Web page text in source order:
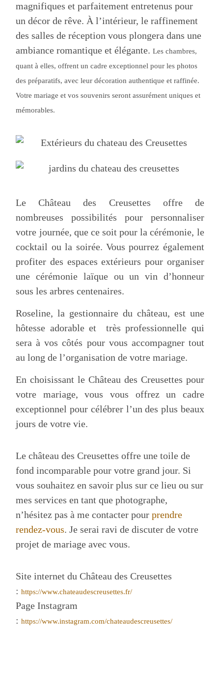
magnifiques et parfaitement entretenus pour
un décor de rêve. À l’intérieur, le raffinement
des salles de réception vous plongera dans une
ambiance romantique et élégante.Les chambres,
quant à elles, offrent un cadre exceptionnel pour les photos
des préparatifs, avec leur décoration authentique et raffinée.
Votre mariage et vos souvenirs seront assurément uniques et
mémorables.
Le Château des Creusettes offre de
nombreuses possibilités pour personnaliser
votre journée, que ce soit pour la cérémonie, le
cocktail ou la soirée. Vous pourrez également
profiter des espaces extérieurs pour organiser
une cérémonie laïque ou un vin d’honneur
sous les arbres centenaires.
Roseline, la gestionnaire du château, est une
hôtesse adorable et très professionnelle qui
sera à vos côtés pour vous accompagner tout
au long de l’organisation de votre mariage.
En choisissant le Château des Creusettes pour
votre mariage, vous vous offrez un cadre
exceptionnel pour célébrer l’un des plus beaux
jours de votre vie.
Le château des Creusettes offre une toile de
fond incomparable pour votre grand jour. Si
vous souhaitez en savoir plus sur ce lieu ou sur
mes services en tant que photographe,
n’hésitez pas à me contacter pourprendre
rendez-vous. Je serai ravi de discuter de votre
projet de mariage avec vous.
Site internet du Château des Creusettes
:https://www.chateaudescreusettes.fr/
Page Instagram
:https://www.instagram.com/chateaudescreusettes/